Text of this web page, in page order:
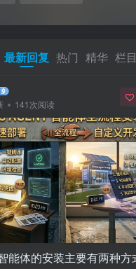
最新回复 热门 精华 栏目
141次阅读
能体的安装主要有两种方